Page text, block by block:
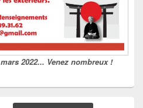
2022... Venez nombreux !